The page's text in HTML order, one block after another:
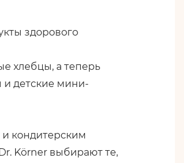
здорового
хлебцы, а теперь
детские мини-
кондитерским
Körner выбирают те,